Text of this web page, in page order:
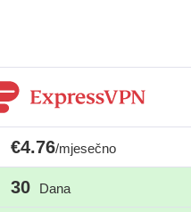
€4.76/mjesečno
30 Dana